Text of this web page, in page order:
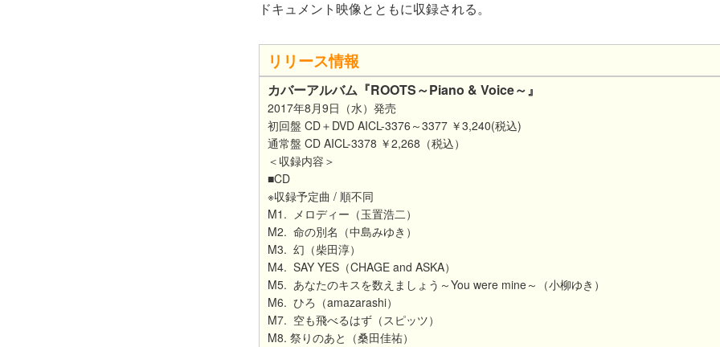
ドキュメント映像とともに収録される。
リリース情報
カバーアルバム『ROOTS～Piano & Voice～』
2017年8月9日（水）発売
初回盤 CD＋DVD AICL-3376～3377 ￥3,240(税込)
通常盤 CD AICL-3378 ￥2,268（税込）
＜収録内容＞
■CD
※収録予定曲 / 順不同
M1. メロディー（玉置浩二）
M2. 命の別名（中島みゆき）
M3. 幻（柴田淳）
M4. SAY YES（CHAGE and ASKA）
M5. あなたのキスを数えましょう～You were mine～ （小柳ゆき）
M6. ひろ（amazarashi）
M7. 空も飛べるはず（スピッツ）
M8. 祭りのあと（桑田佳祐）